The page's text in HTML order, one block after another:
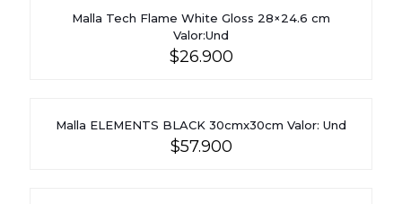
Malla Tech Flame White Gloss 28×24.6 cm
Valor:Und
$26.900
Malla ELEMENTS BLACK 30cmx30cm Valor: Und
$57.900